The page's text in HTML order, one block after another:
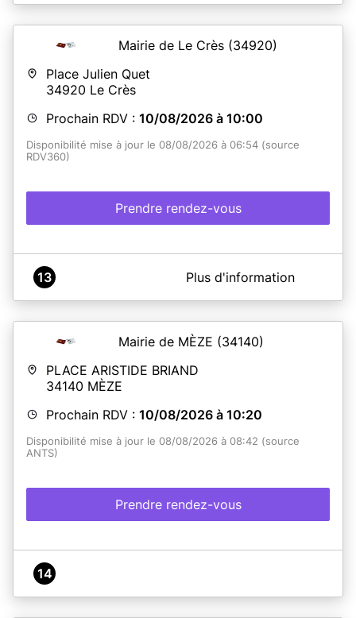
Mairie de Le Crès (34920)
Place Julien Quet
34920 Le Crès
Prochain RDV : 10/08/2026 à 10:00
Disponibilité mise à jour le 08/08/2026 à 06:54 (source
RDV360)
Prendre rendez-vous
A propos de Mairie Le Crès
différentes demandes de cartes nationales d’identité et
de passeports.
Ouvert tous les jours du lundi au vendredi de 9h à 12h et
de 14h à 17h, nous vous accueillerons sur rendez-vous
préalablement attribué via notre site internet
(www.lecres.fr).
En savoir plus
13 Plus d'information
Mairie de MÈZE (34140)
PLACE ARISTIDE BRIAND
34140 MÈZE
Prochain RDV : 10/08/2026 à 10:20
Disponibilité mise à jour le 08/08/2026 à 08:42 (source
ANTS)
Prendre rendez-vous
14